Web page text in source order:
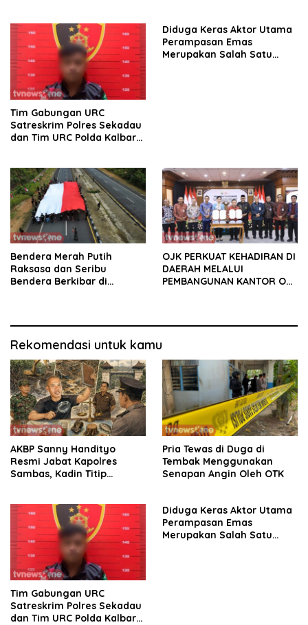
Tim Gabungan URC
Satreskrim Polres Sekadau
dan Tim URC Polda Kalbar
Diduga Keras Aktor Utama
Perampasan Emas
Merupakan Salah Satu
Bendera Merah Putih
Raksasa dan Seribu
Bendera Berkibar di
OJK PERKUAT KEHADIRAN DI
DAERAH MELALUI
PEMBANGUNAN KANTOR OJK
Rekomendasi untuk kamu
AKBP Sanny Handityo
Resmi Jabat Kapolres
Sambas, Kadin Titip
Pria Tewas di Duga di
Tembak Menggunakan
Senapan Angin Oleh OTK
Tim Gabungan URC
Satreskrim Polres Sekadau
dan Tim URC Polda Kalbar
Diduga Keras Aktor Utama
Perampasan Emas
Merupakan Salah Satu